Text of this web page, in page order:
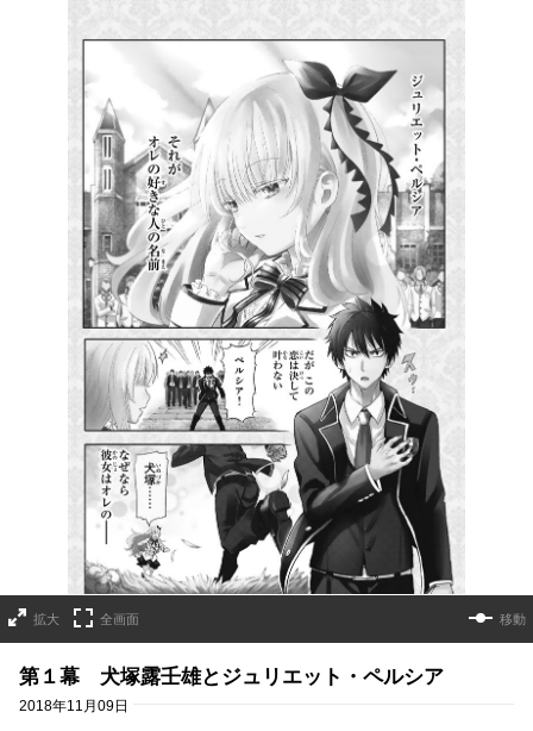
拡大 全画面 移動
第１幕 犬塚露壬雄とジュリエット・ペルシア
2018年11月09日